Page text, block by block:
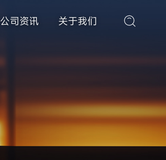
公司资讯 关于我们